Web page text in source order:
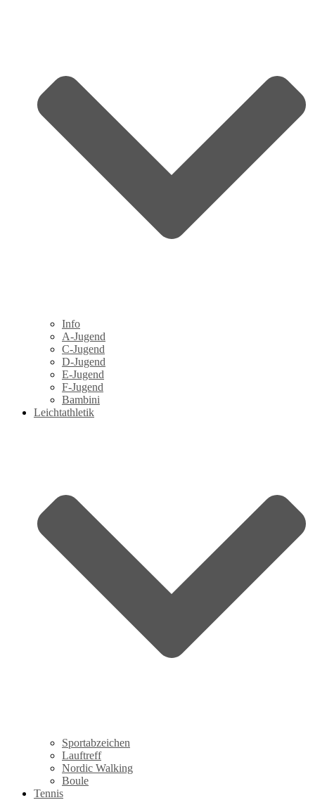
Info
A-Jugend
C-Jugend
D-Jugend
E-Jugend
F-Jugend
Bambini
Leichtathletik
Sportabzeichen
Lauftreff
Nordic Walking
Boule
Tennis